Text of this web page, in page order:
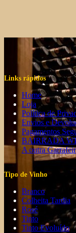
Links rápidos
Home
Loja
Política de
Envios e
Pagamentos
BAIRRADA
A outra
Tipo de Vinho
Branco
Colheita Tardia
Rosé
Tinto
Tinto Evoluído